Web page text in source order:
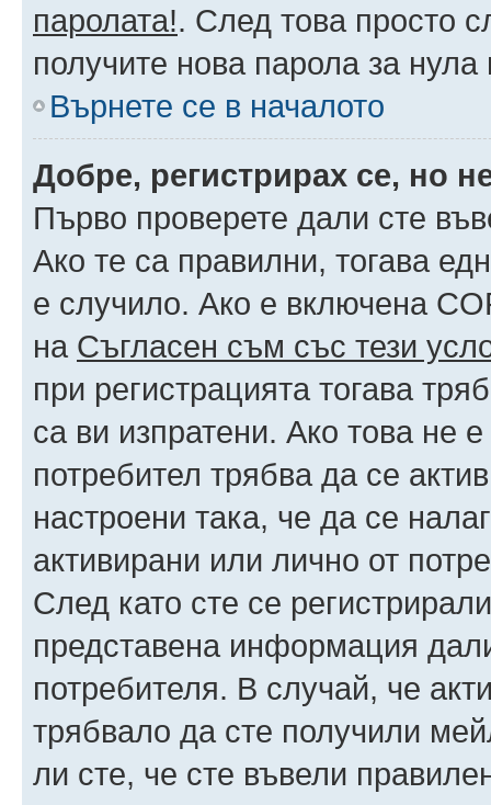
паролата!. След това просто
получите нова парола за
Върнете се в началото
Добре, регистрирах се, но
Първо проверете дали сте
Ако те са правилни, тогава
е случило. Ако е включена
на Съгласен съм със тези
при регистрацията тогава
са ви изпратени. Ако това не
потребител трябва да се
настроени така, че да се
активирани или лично от
След като сте се
представена информация
потребителя. В случай, че
трябвало да сте получили
ли сте, че сте въвели